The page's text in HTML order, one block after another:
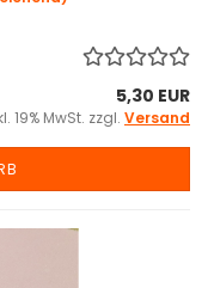
5,30 EUR
19% MwSt. zzgl. Versand